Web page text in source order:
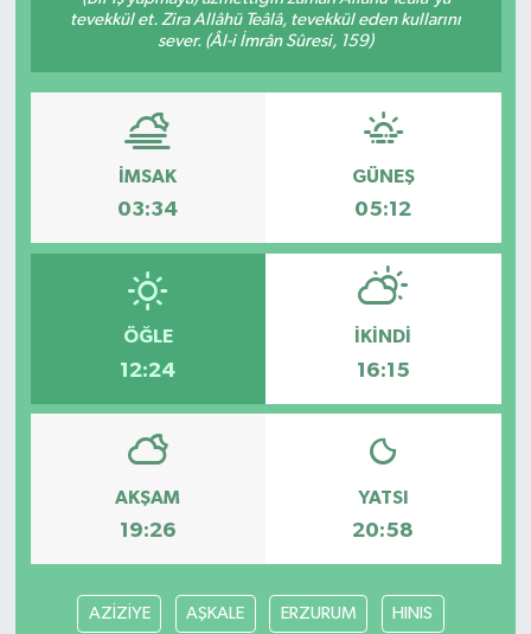
tevekkül et. Zira Allâhü Teâlâ, tevekkül eden kullarını
sever. (Âl-i İmrân Sûresi, 159)
İMSAK
03:34
GÜNEŞ
05:12
ÖĞLE
12:24
İKINDI
16:15
AKŞAM
19:26
YATSI
20:58
AZİZİYE AŞKALE ERZURUM HINIS